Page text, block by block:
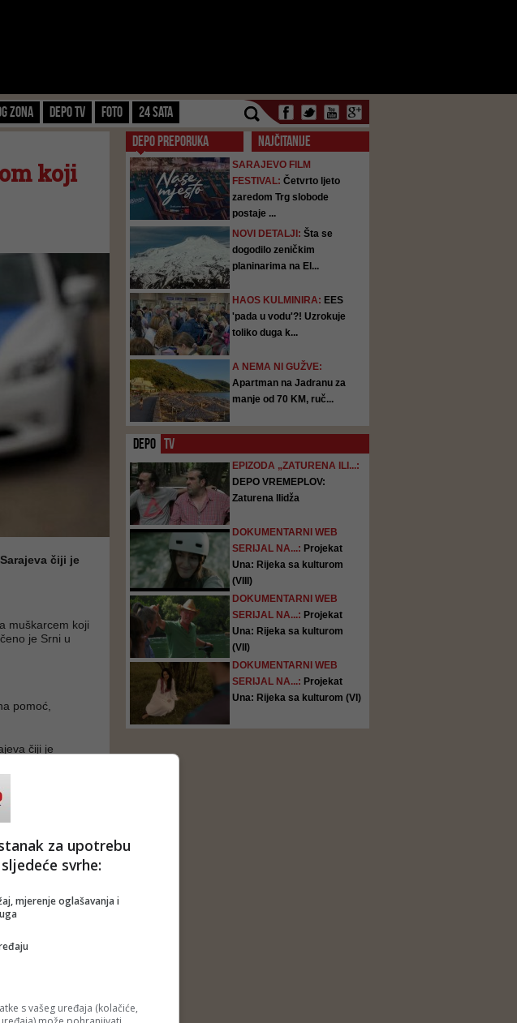
zona Depo TV FOTO 24 SATA
koji
čiji je
muškarcem koji
je Srni u
pomoć,
čiji je
DEPO PREPORUKA NAJČITANIJE
SARAJEVO FILM
FESTIVAL: Četvrto ljeto
zaredom Trg slobode
postaje ...
NOVI DETALJI: Šta se
dogodilo zeničkim
planinarima na El...
HAOS KULMINIRA: EES
'pada u vodu'?! Uzrokuje
toliko duga k...
A NEMA NI GUŽVE:
Apartman na Jadranu za
manje od 70 KM, ruč...
DEPO TV
EPIZODA „ZATURENA ILI...:
DEPO VREMEPLOV:
Zaturena Ilidža
DOKUMENTARNI WEB
SERIJAL NA...: Projekat
Una: Rijeka sa kulturom
(VIII)
DOKUMENTARNI WEB
SERIJAL NA...: Projekat
Una: Rijeka sa kulturom
(VII)
DOKUMENTARNI WEB
SERIJAL NA...: Projekat
Una: Rijeka sa kulturom (VI)
za upotrebu
svrhe:
mjerenje oglašavanja i
s vašeg uređaja (kolačiće,